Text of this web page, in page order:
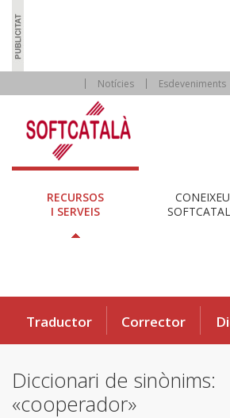
Notícies Esdeveniments
RECURSOS
I SERVEIS
CONEIXEU
Traductor Corrector
Diccionari de sinònims:
«cooperador»